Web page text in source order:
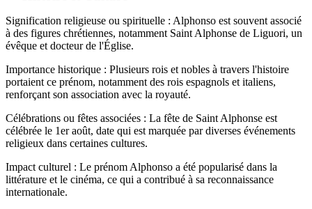
Signification religieuse ou spirituelle : Alphonso est souvent associé
à des figures chrétiennes, notamment Saint Alphonse de Liguori, un
évêque et docteur de l'Église.
Importance historique : Plusieurs rois et nobles à travers l'histoire
portaient ce prénom, notamment des rois espagnols et italiens,
renforçant son association avec la royauté.
Célébrations ou fêtes associées : La fête de Saint Alphonse est
célébrée le 1er août, date qui est marquée par diverses événements
religieux dans certaines cultures.
Impact culturel : Le prénom Alphonso a été popularisé dans la
littérature et le cinéma, ce qui a contribué à sa reconnaissance
internationale.